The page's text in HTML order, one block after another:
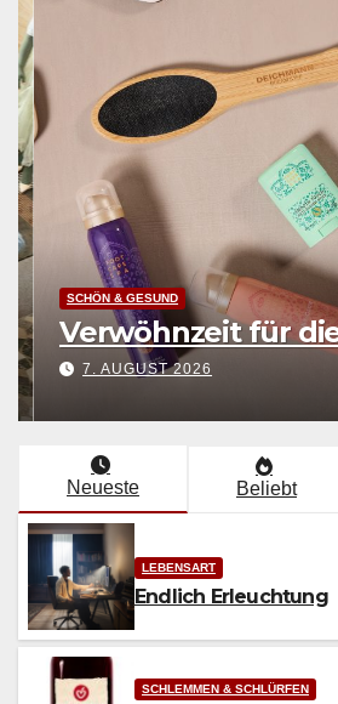
LEBENSART
Endlich Erleuchtung
8. AUGUST 2026
Neueste Beliebt
LEBENSART
Endlich Erleuchtung
SCHLEMMEN & SCHLÜRFEN